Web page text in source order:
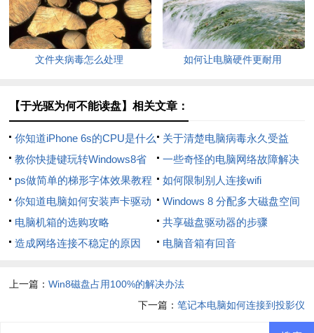
文件夹病毒怎么处理 如何让电脑硬件更耐用
【于光驱为何不能读盘】相关文章：
你知道iPhone 6s的CPU是什么
吗？
关于清楚电脑病毒永久受益
教你快捷键玩转Windows8省
力又省时
一些奇怪的电脑网络故障解决
方法
ps做简单的梯形字体效果教程
如何限制别人连接wifi
你知道电脑如何安装声卡驱动
吗
Windows 8 分配多大磁盘空间
为妙
电脑机箱的选购攻略
共享磁盘驱动器的步骤
造成网络连接不稳定的原因
电脑音箱有回音
上一篇：Win8磁盘占用100%的解决办法
下一篇： 笔记本电脑如何连接到投影仪